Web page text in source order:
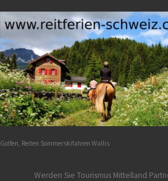
Golfen, Reiten Sommerskifahren Wallis
Werden Sie Tourismus Mittelland